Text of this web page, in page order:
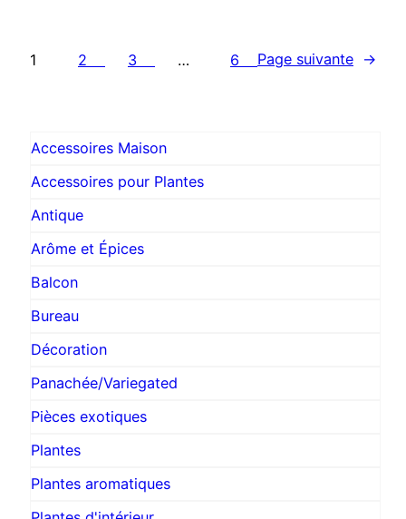
Accessoires Maison
Accessoires pour Plantes
Antique
Arôme et Épices
Balcon
Bureau
Décoration
Panachée/Variegated
Pièces exotiques
Plantes
Plantes aromatiques
1 2 3 … 6 Page suivante →